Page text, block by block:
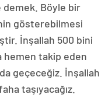
demek. Böyle bir
gösterebilmesi
İnşallah 500 bini
takip eden
geçeceğiz. İnşallah
taşıyacağız.